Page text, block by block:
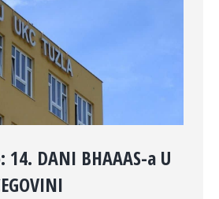
DANI BHAAAS-a U